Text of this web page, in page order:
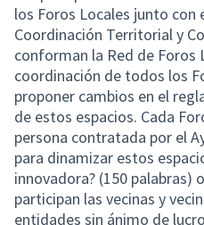
los Foros Locales junto con
Coordinación Territorial y
conforman la Red de Foros
coordinación de todos los
proponer cambios en el
de estos espacios. Cada
persona contratada por el
para dinamizar estos
innovadora? (150 palabras)
participan las vecinas y
entidades sin ánimo de